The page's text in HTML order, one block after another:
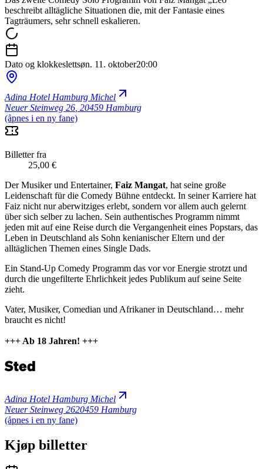
beschreibt alltägliche Situationen die, mit der Fantasie eines
Tagträumers, sehr schnell eskalieren.
Dato og klokkeslettsøn. 11. oktober20:00
Adina Hotel Hamburg Michel
Neuer Steinweg 26 20459 Hamburg
(åpnes i en ny fane)
Billetter fra
25,00 €
Der Musiker und Entertainer, Faiz Mangat, hat seine große
Leidenschaft für die Comedy Bühne entdeckt. In seiner Karriere hat
Faiz nicht nur aberwitziges erlebt, sondern vor allem auch gelernt
über sich selber zu lachen. Sein authentisches Programm nimmt
jeden mit auf eine Reise durch die Vergangenheit eines Popstars, das
Leben in Deutschland als Sohn kenianischer Eltern und der
alltäglichen Themen eines Single Dads.
Ein Stand-Up Comedy Programm das vor vor Energie strotzt und
durch die ungefilterte Ehrlichkeit jedes Publikum auf seine Seite
zieht.
Vater, Musiker, Comedian und Afrikaner in Deutschland… mehr
braucht es nicht!
+++ Ab 18 Jahren! +++
Sted
Adina Hotel Hamburg Michel
Neuer Steinweg 2620459 Hamburg
(åpnes i en ny fane)
Kjøp billetter